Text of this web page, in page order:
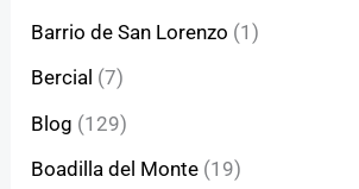
Barrio de San Lorenzo (1)
Bercial (7)
Blog (129)
Boadilla del Monte (19)